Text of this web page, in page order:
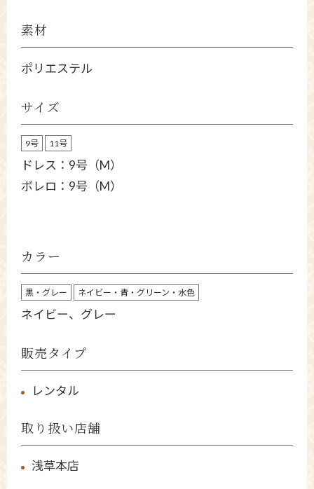
素材
ポリエステル
サイズ
9号 11号
ドレス：9号（M）
ボレロ：9号（M）
カラー
黒・グレー ネイビー・青・グリーン・水色
ネイビー、グレー
販売タイプ
レンタル
取り扱い店舗
浅草本店